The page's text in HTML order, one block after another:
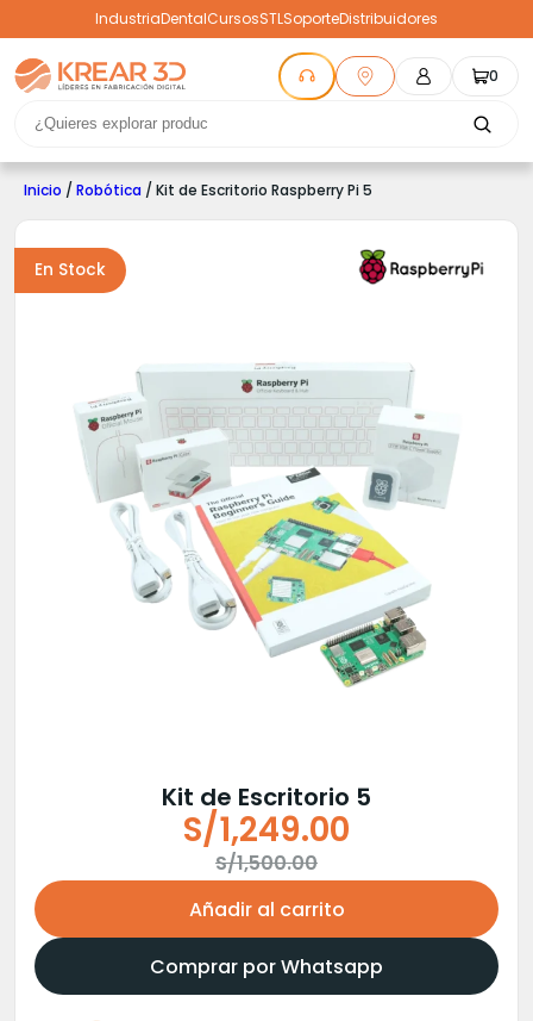
IndustriaDentalCursosSTLSoporteDistribuidores
0
Inicio / Robótica / Kit de Escritorio Raspberry Pi 5
En Stock
Kit de Escritorio 5
S/1,500.00
precio
original
era:
S/1,500.00.
S/1,249.00
precio
actual
es:
S/1,249.00.
Añadir al carrito
Comprar por Whatsapp